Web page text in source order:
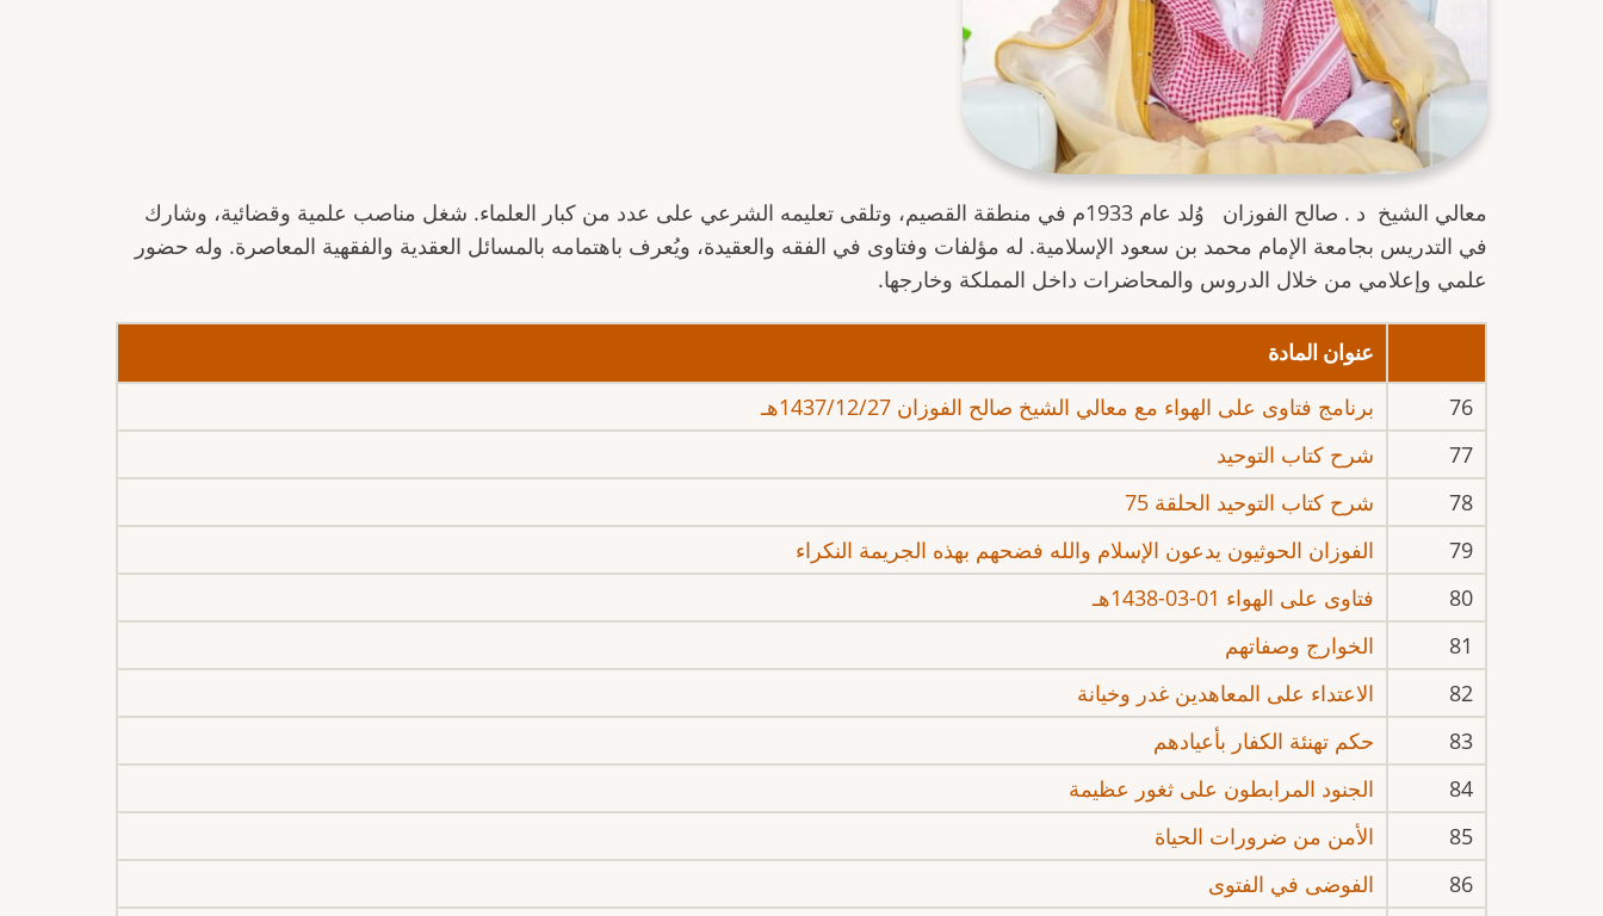
معالي الشيخ د . صالح الفوزان
وُلد عام 1933م في منطقة القصيم، وتلقى تعليمه الشرعي على عدد من كبار العلماء. شغل مناصب علمية وقضائية، وشارك
في التدريس بجامعة الإمام محمد بن سعود الإسلامية. له مؤلفات وفتاوى في الفقه والعقيدة، ويُعرف باهتمامه بالمسائل العقدية والفقهية المعاصرة. وله حضور
علمي وإعلامي من خلال الدروس والمحاضرات داخل المملكة وخارجها.
عنوان المادة
76
برنامج فتاوى على الهواء مع معالي الشيخ صالح الفوزان 1437/12/27هـ
77
شرح كتاب التوحيد
78
شرح كتاب التوحيد الحلقة 75
79
الفوزان الحوثيون يدعون الإسلام والله فضحهم بهذه الجريمة النكراء
80
فتاوى على الهواء 01-03-1438هـ
81
الخوارج وصفاتهم
82
الاعتداء على المعاهدين غدر وخيانة
83
حكم تهنئة الكفار بأعيادهم
84
الجنود المرابطون على ثغور عظيمة
85
الأمن من ضرورات الحياة
86
الفوضى في الفتوى